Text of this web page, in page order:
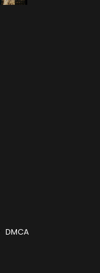
DMCA